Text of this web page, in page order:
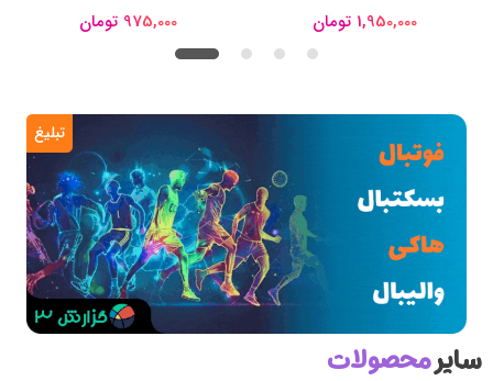
975,000 تومان
1,950,000 تومان
تبلیغ
سایرمحصولات